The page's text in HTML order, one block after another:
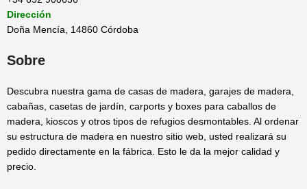
Dirección
Doña Mencía, 14860 Córdoba
Sobre
Descubra nuestra gama de casas de madera, garajes de madera,
cabañas, casetas de jardín, carports y boxes para caballos de
madera, kioscos y otros tipos de refugios desmontables. Al ordenar
su estructura de madera en nuestro sitio web, usted realizará su
pedido directamente en la fábrica. Esto le da la mejor calidad y
precio.